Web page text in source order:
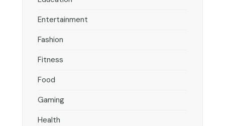
Entertainment
Fashion
Fitness
Food
Gaming
Health